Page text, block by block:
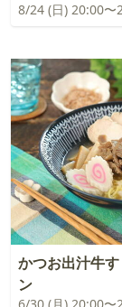
8/24 (日) 20:00〜
かつお出汁牛
ン